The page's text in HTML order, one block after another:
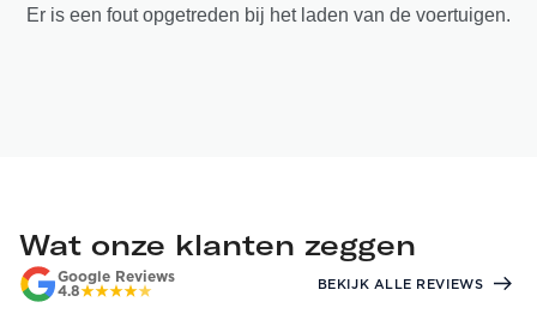
Er is een fout opgetreden bij het laden van de voertuigen.
Wat onze klanten zeggen
Google Reviews
4.8
BEKIJK ALLE REVIEWS